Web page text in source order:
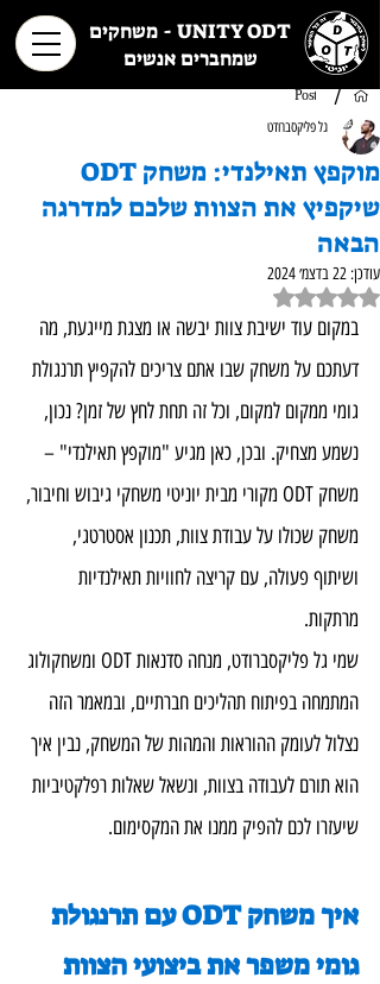
UNITY ODT - משחקים
שמחברים אנשים
/
Post
מוקפץ תאילנדי: משחק ODT
שיקפיץ את הצוות שלכם למדרגה
הבאה
גל פליקסברודט
עודכן: 22 בדצמ׳ 2024
דירוג של NaN מתוך 5 כוכבים
במקום עוד ישיבת צוות יבשה או מצגת מייגעת, מה
דעתכם על משחק שבו אתם צריכים להקפיץ תרנגולת
גומי ממקום למקום, וכל זה תחת לחץ של זמן? נכון,
נשמע מצחיק. ובכן, כאן מגיע "מוקפץ תאילנדי" –
משחק ODT מקורי מבית יוניטי משחקי גיבוש וחיבור,
משחק שכולו על עבודת צוות, תכנון אסטרטגי,
ושיתוף פעולה, עם קריצה לחוויות תאילנדיות
מרתקות.
שמי גל פליקסברודט, מנחה סדנאות ODT ומשחקולוג
המתמחה בפיתוח תהליכים חברתיים, ובמאמר הזה
נצלול לעומק ההוראות והמהות של המשחק, נבין איך
הוא תורם לעבודה בצוות, ונשאל שאלות רפלקטיביות
שיעזרו לכם להפיק ממנו את המקסימום.
איך משחק ODT עם תרנגולת
גומי משפר את ביצועי הצוות